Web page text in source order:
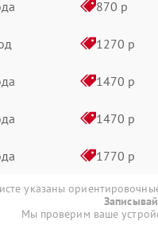
870 р
1270 р
1470 р
1470 р
1770 р
указаны
Мы проверим ваше